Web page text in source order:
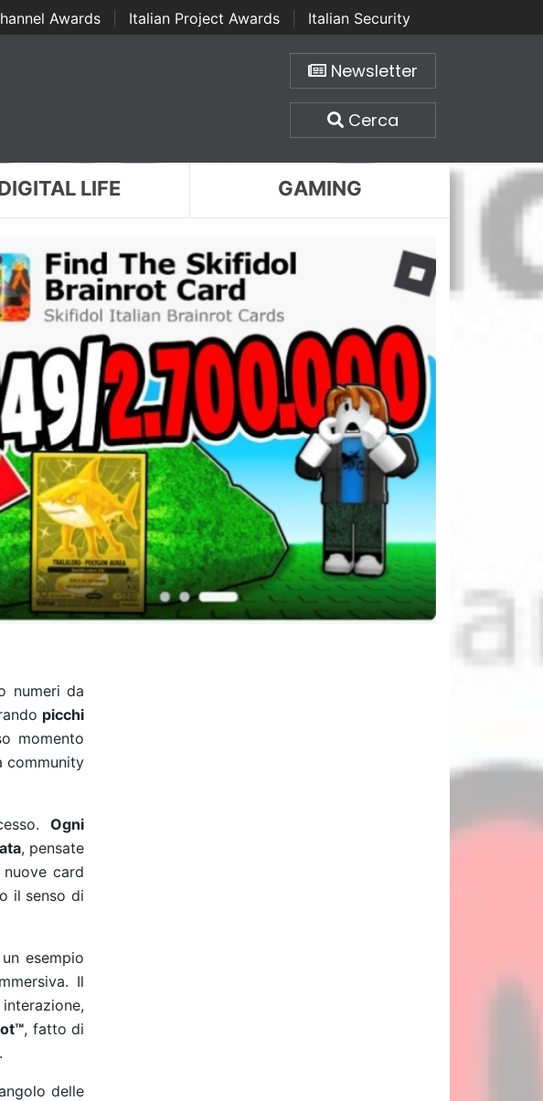
Awards Italian Project Awards
Italian Security
Newsletter
Cerca
LIFE GAMING
numeri da
picchi
momento
community
Ogni
, pensate
card
il senso di
esempio
Il
, fatto di
delle